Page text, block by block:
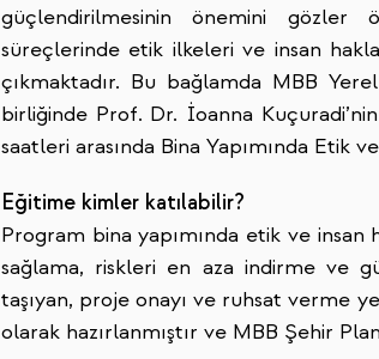
güçlendirilmesinin önemini gözler
süreçlerinde etik ilkeleri ve insan
çıkmaktadır. Bu bağlamda MBB
birliğinde Prof. Dr. İoanna
saatleri arasında Bina Yapımında Etik
Eğitime kimler katılabilir?
Program bina yapımında etik ve
sağlama, riskleri en aza indirme ve
taşıyan, proje onayı ve ruhsat verme
olarak hazırlanmıştır ve MBB Şehir